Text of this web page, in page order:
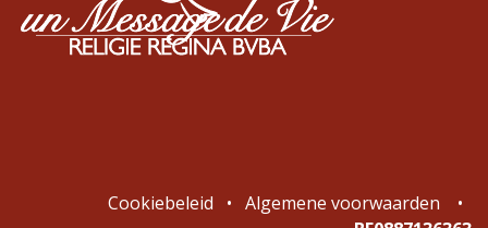
Cookiebeleid • Algemene voorwaarden
•